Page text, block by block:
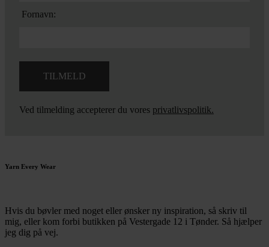
Fornavn:
Ved tilmelding accepterer du vores privatlivspolitik.
Yarn Every Wear
Hvis du bøvler med noget eller ønsker ny inspiration, så skriv til
mig, eller kom forbi butikken på Vestergade 12 i Tønder. Så hjælper
jeg dig på vej.